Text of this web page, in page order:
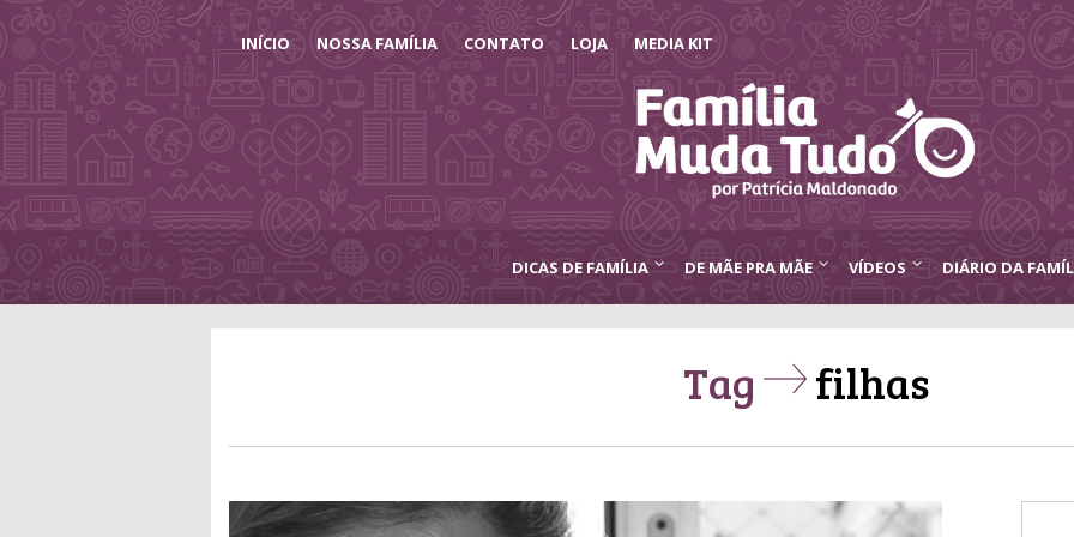
INÍCIO NOSSA FAMÍLIA CONTATO LOJA MEDIA KIT
DICAS DE FAMÍLIA DE MÃE PRA MÃE VÍDEOS DIÁRIO DA
Tag filhas